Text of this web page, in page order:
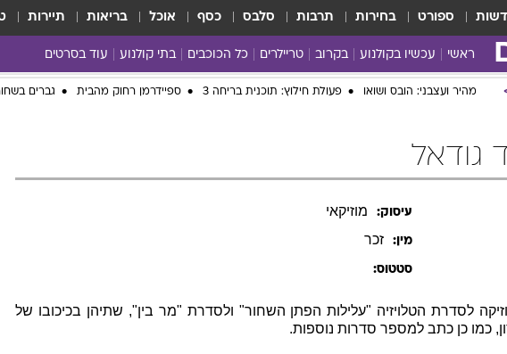
ספורט בחירות תרבות סלבס כסף אוכל בריאות תיירות
ראשי עכשיו בקולנוע בקרוב טריילרים כל הכוכבים בתי קולנוע עוד בסרטים
כל הסרטים מהיר ועצבני: הובס ושואו פעולת חילוץ: תוכנית בריחה 3 ספיידרמן רחוק מהבית גברים
גודאל
עיסוק: מוזיקאי
מין: זכר
סטטוס:
לסדרת הטלויזיה "עלילות הפתן השחור" ולסדרת "מר בין", שתיהן בכיכובו של
כמו כן כתב למספר סדרות נוספות.